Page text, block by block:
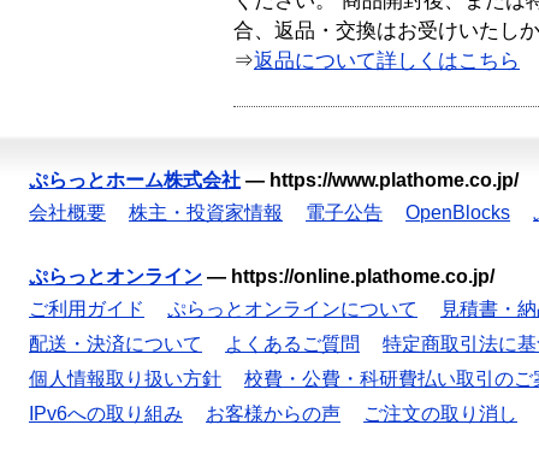
合、返品・交換はお受けいたし
⇒返品について詳しくはこちら
ぷらっとホーム株式会社 — https://www.plathome.co.jp/
会社概要
株主・投資家情報 電子公告 OpenBlocks
ぷらっとオンライン — https://online.plathome.co.jp/
ご利用ガイド
ぷらっとオンラインについて
見積書・
配送・決済について
よくあるご質問
特定商取引法に
個人情報取り扱い方針
校費・公費・科研費払い取引のご
IPv6への取り組み
お客様からの声 ご注文の取り消し